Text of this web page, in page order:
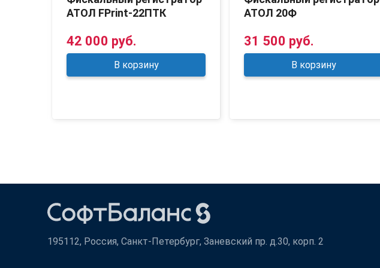
АТОЛ FPrint-22ПТК
42 000 руб.
В корзину
АТОЛ 20Ф
31 500 руб.
В корзину
195112, Россия, Санкт-Петербург, Заневский пр. д.30, корп. 2